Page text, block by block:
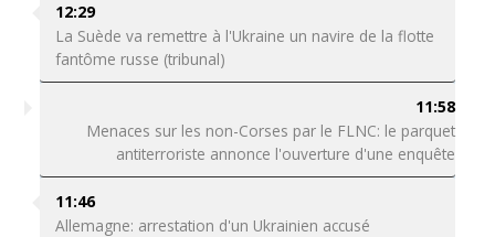
12:29
La Suède va remettre à l'Ukraine un navire de la flotte
fantôme russe (tribunal)
11:58
Menaces sur les non-Corses par le FLNC: le parquet
antiterroriste annonce l'ouverture d'une enquête
11:46
Allemagne: arrestation d'un Ukrainien accusé